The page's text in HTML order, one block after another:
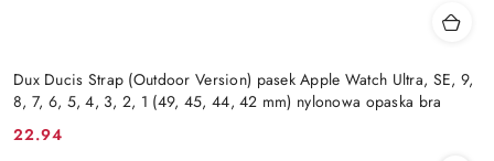
Dux Ducis Strap (Outdoor Version) pasek Apple Watch Ultra, SE, 9,
8, 7, 6, 5, 4, 3, 2, 1 (49, 45, 44, 42 mm) nylonowa opaska bra
Cena:
22.94